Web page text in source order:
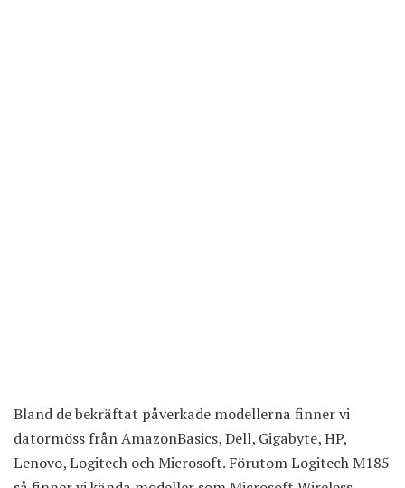
Bland de bekräftat påverkade modellerna finner vi
datormöss från AmazonBasics, Dell, Gigabyte, HP,
Lenovo, Logitech och Microsoft. Förutom Logitech M185